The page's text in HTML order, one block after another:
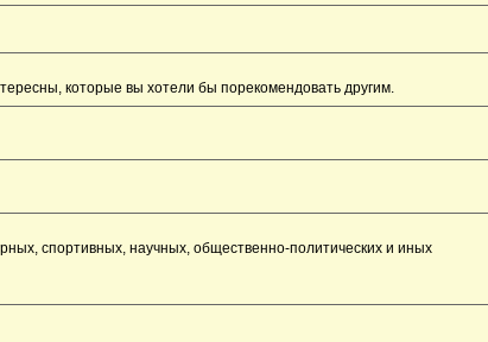
которые вы хотели бы порекомендовать другим.
спортивных, научных, общественно-политических и иных